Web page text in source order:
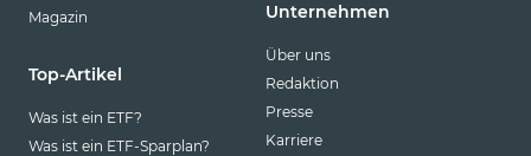
Magazin
Top-Artikel
Was ist ein ETF?
Was ist ein ETF-Sparplan?
Unternehmen
Über uns
Redaktion
Presse
Karriere